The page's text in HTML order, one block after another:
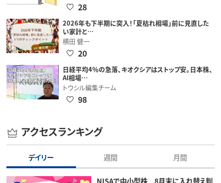
28
2026年も下半期に突入！「夏枯れ相場」前に見直した
い家計と…
横田 健一
20
日経平均4％の急落、キオクシアはストップ安。日本株、
AI相場…
トウシル編集チーム
98
アクセスランキング
デイリー 週間 月間
NISAで中小型株 8月末に入れ替え判